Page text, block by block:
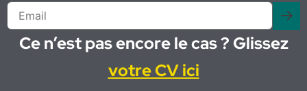
Ce n’est pas encore le cas ? Glissez
votre CV ici